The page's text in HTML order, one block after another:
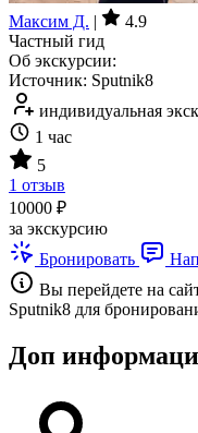
Максим Д. |
4.9
Частный гид
Об экскурсии:
Источник: Sputnik8
индивидуальная
1 час
5
1 отзыв
10000 ₽
за экскурсию
Бронировать
Вы перейдете на
Sputnik8 для
Доп